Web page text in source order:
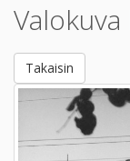
Valokuva
Takaisin